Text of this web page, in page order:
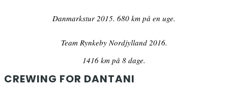
Danmarkstur 2015. 680 km på en uge.
Team Rynkeby Nordjylland 2016.
1416 km på 8 dage.
CREWING FOR DANTANI